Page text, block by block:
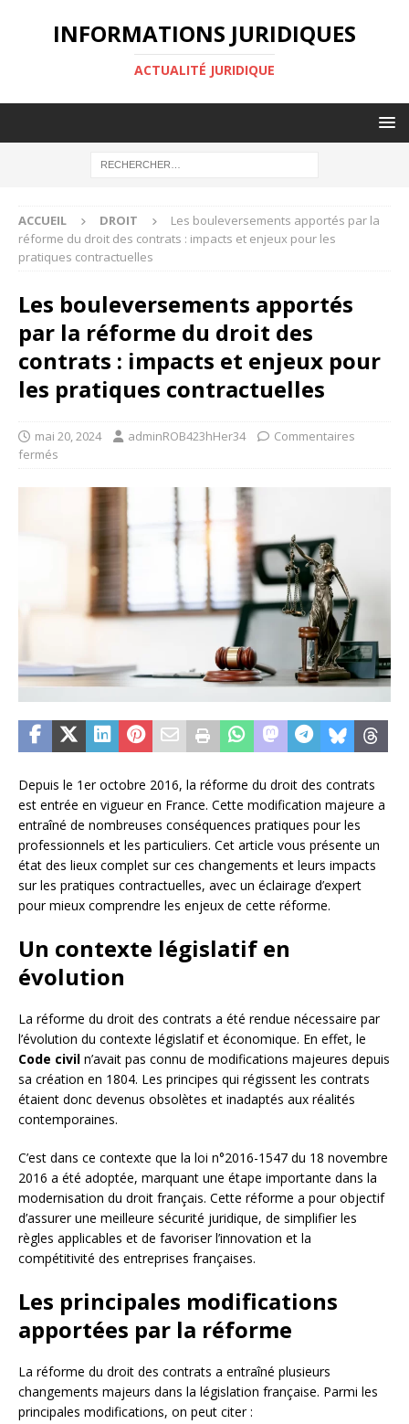
INFORMATIONS JURIDIQUES
ACTUALITÉ JURIDIQUE
ACCUEIL DROIT
Les bouleversements apportés par la
réforme du droit des contrats : impacts et enjeux pour les
pratiques contractuelles
Les bouleversements apportés
par la réforme du droit des
contrats : impacts et enjeux pour
les pratiques contractuelles
mai 20, 2024 adminROB423hHer34
Commentaires
fermés
Depuis le 1er octobre 2016, la réforme du droit des contrats
est entrée en vigueur en France. Cette modification majeure a
entraîné de nombreuses conséquences pratiques pour les
professionnels et les particuliers. Cet article vous présente un
état des lieux complet sur ces changements et leurs impacts
sur les pratiques contractuelles, avec un éclairage d’expert
pour mieux comprendre les enjeux de cette réforme.
Un contexte législatif en
évolution
La réforme du droit des contrats a été rendue nécessaire par
l’évolution du contexte législatif et économique. En effet, le
Code civil n’avait pas connu de modifications majeures depuis
sa création en 1804. Les principes qui régissent les contrats
étaient donc devenus obsolètes et inadaptés aux réalités
contemporaines.
C’est dans ce contexte que la loi n°2016-1547 du 18 novembre
2016 a été adoptée, marquant une étape importante dans la
modernisation du droit français. Cette réforme a pour objectif
d’assurer une meilleure sécurité juridique, de simplifier les
règles applicables et de favoriser l’innovation et la
compétitivité des entreprises françaises.
Les principales modifications
apportées par la réforme
La réforme du droit des contrats a entraîné plusieurs
changements majeurs dans la législation française. Parmi les
principales modifications, on peut citer :